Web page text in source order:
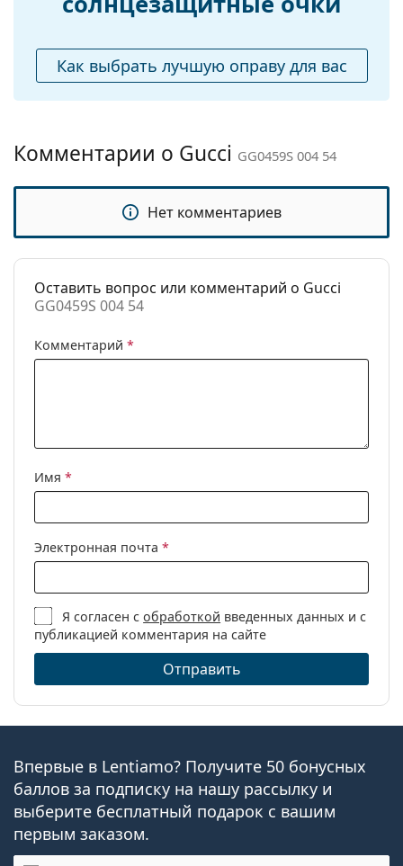
Аксессуары
Да
Пол:
Женские
Gucci
Использование:
Мода
Как выбрать лучшую оправу для вас
Комментарии о Gucci GG0459S 004 54
Нет комментариев
Оставить вопрос или комментарий о Gucci
GG0459S 004 54
Комментарий *
Имя *
Электронная почта *
Я согласен собработкой введенных данных и с
публикацией комментария на сайте
Отправить
Впервые в Lentiamo? Получите 50 бонусных
баллов за подписку на нашу рассылку и
выберите бесплатный подарок с вашим
первым заказом.